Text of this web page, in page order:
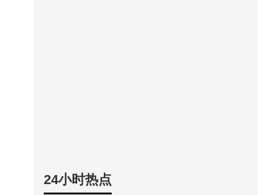
24小时热点